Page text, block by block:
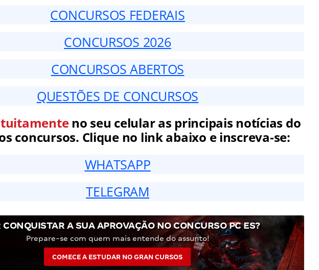
CONCURSOS FEDERAIS
CONCURSOS 2026
CONCURSOS ABERTOS
QUESTÕES DE CONCURSOS
no seu celular as principais notícias do
concursos. Clique no link abaixo e inscreva-se:
WHATSAPP
TELEGRAM
CONQUISTAR A SUA APROVAÇÃO NO CONCURSO PC ES?
Prepare-se com quem mais entende do assunto!
COMECE A ESTUDAR NO GRAN CURSOS